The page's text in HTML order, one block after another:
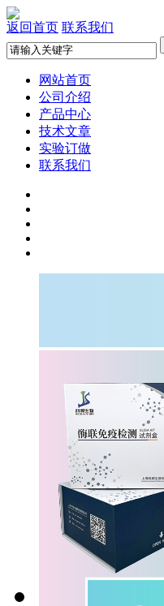
返回首页 联系我们
网站首页
公司介绍
产品中心
技术文章
实验订做
联系我们